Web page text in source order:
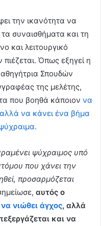
την ικανότητα να
συναισθήματα και τη
και λειτουργικό
Όπως εξηγεί η
Σπουδών
της μελέτης,
που βοηθά κάποιον να
να κάνει ένα βήμα
ψύχραιμος υπό
που χάνει την
προσαρμόζεται
αυτός ο
να νιώθει άγχος, αλλά
και να